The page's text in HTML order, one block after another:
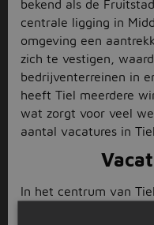
bekend als de
centrale ligging in
omgeving een
zich te vestigen,
bedrijventerreinen in
heeft Tiel meerdere
wat zorgt voor veel
aantal vacatures in
In het centrum van